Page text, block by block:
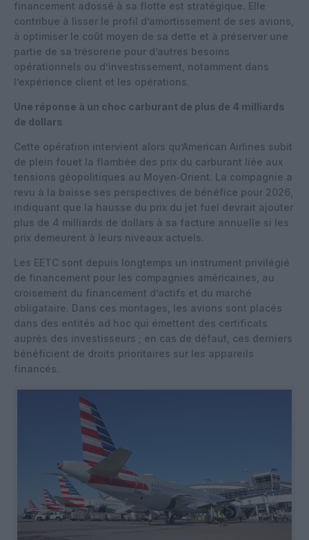
financement adossé à sa flotte est stratégique. Elle
contribue à lisser le profil d’amortissement de ses avions,
à optimiser le coût moyen de sa dette et à préserver une
partie de sa trésorerie pour d’autres besoins
opérationnels ou d’investissement, notamment dans
l’expérience client et les opérations.
Une réponse à un choc carburant de plus de 4 milliards
de dollars
Cette opération intervient alors qu’American Airlines subit
de plein fouet la flambée des prix du carburant liée aux
tensions géopolitiques au Moyen‑Orient. La compagnie a
revu à la baisse ses perspectives de bénéfice pour 2026,
indiquant que la hausse du prix du jet fuel devrait ajouter
plus de 4 milliards de dollars à sa facture annuelle si les
prix demeurent à leurs niveaux actuels.
Les EETC sont depuis longtemps un instrument privilégié
de financement pour les compagnies américaines, au
croisement du financement d’actifs et du marché
obligataire. Dans ces montages, les avions sont placés
dans des entités ad hoc qui émettent des certificats
auprès des investisseurs ; en cas de défaut, ces derniers
bénéficient de droits prioritaires sur les appareils
financés.